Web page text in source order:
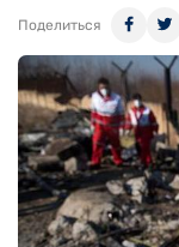
Поделиться